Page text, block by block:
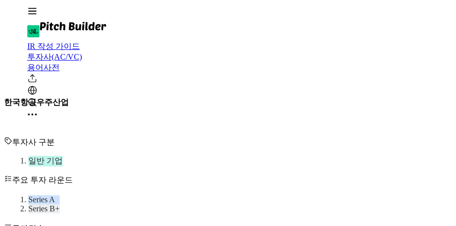
IR 작성 가이드
투자사(AC/VC)
용어사전
한국항공우주산업
투자사 구분
일반 기업
주요 투자 라운드
Series A
Series B+